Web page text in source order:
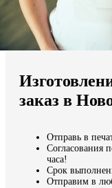
Мы доставляем по
Продолжить без
заказ в
Отправь в
Согласования
часа!
Срок
Отправим в